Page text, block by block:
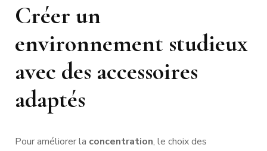
Créer un
environnement studieux
avec des accessoires
adaptés
Pour améliorer la concentration, le choix des